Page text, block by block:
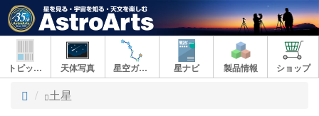
トピックス 天体写真 星空ガイド 星ナビ 製品情報 ショップ
ト
土星